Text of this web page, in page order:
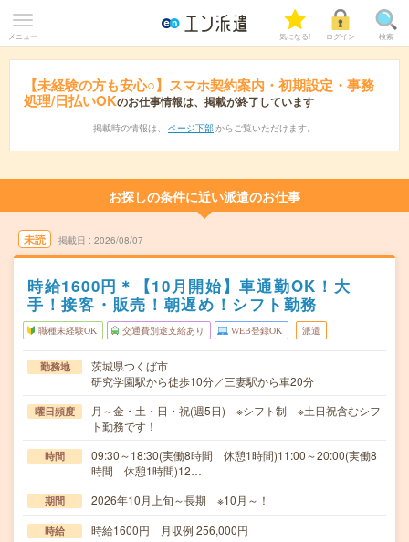
メニュー 気になる! ログイン 検索
【未経験の方も安心○】スマホ契約案内・初期設定・事務
処理/日払いOKのお仕事情報は、掲載が終了しています
掲載時の情報は、 ページ下部 からご覧いただけます。
お探しの条件に近い派遣のお仕事
未読 掲載日 2026/08/07
時給1600円＊【10月開始】車通勤OK！大
手！接客・販売！朝遅め！シフト勤務
職種未経験OK 交通費別途支給あり WEB登録OK 派遣
勤務地
茨城県つくば市
研究学園駅から徒歩10分／三妻駅から車20分
曜日頻度
月～金・土・日・祝(週5日) ※シフト制 ※土日祝含むシフ
ト勤務です！
時間
09:30～18:30(実働8時間 休憩1時間)11:00～20:00(実働8
時間 休憩1時間)12…
期間 2026年10月上旬～長期 ※10月～！
時給 時給1600円 月収例 256,000円